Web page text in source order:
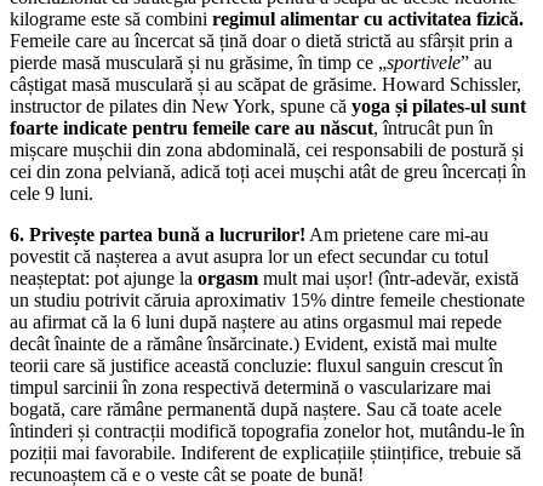
kilograme este să combini regimul alimentar cu activitatea fizică.
Femeile care au încercat să țină doar o dietă strictă au sfârșit prin a
pierde masă musculară și nu grăsime, în timp ce „sportivele” au
câștigat masă musculară și au scăpat de gră­sime. Howard Schissler,
instructor de pilates din New York, spune că yoga și pilates-ul sunt
foarte indicate pentru femeile care au născut, întrucât pun în
mișcare mușchii din zona abdo­minală, cei responsabili de postură și
cei din zona pelviană, adică toți acei mușchi atât de greu încercați în
cele 9 luni.
6. Privește partea bună a lucrurilor! Am prietene care mi-au
povestit că nașterea a avut asupra lor un efect secundar cu to­tul
neașteptat: pot ajunge la orgasm mult mai ușor! (într-ade­văr, există
un studiu potrivit căruia aproximativ 15% dintre femeile chestionate
au afirmat că la 6 luni după naștere au atins orgasmul mai repede
decât înainte de a rămâne însărcinate.) Evident, există mai multe
teorii care să justifice această concluzie: fluxul sanguin crescut în
timpul sarcinii în zona respectivă determină o vascularizare mai
bogată, care rămâne per­manentă după naștere. Sau că toate acele
întinderi și contracții modifică topografia zonelor hot, mutându-le în
poziții mai favorabile. Indiferent de explicațiile științifice, trebuie să
recu­noaștem că e o veste cât se poate de bună!